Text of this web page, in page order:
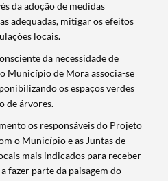
da adoção de medidas
adequadas, mitigar os efeitos
locais.
da necessidade de
Município de Mora associa-se
os espaços verdes
de árvores.
os responsáveis do Projeto
o Município e as Juntas de
mais indicados para receber
fazer parte da paisagem do